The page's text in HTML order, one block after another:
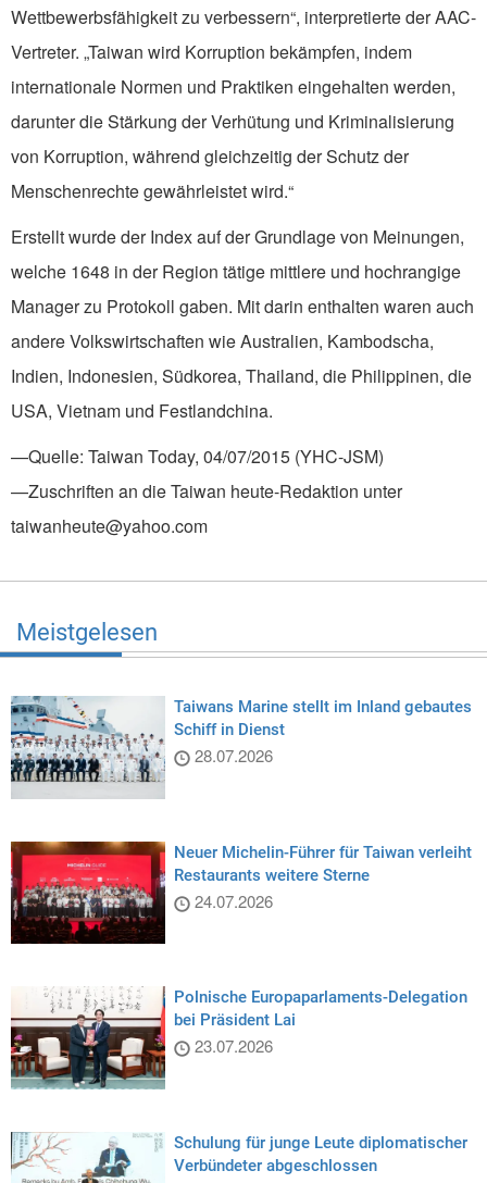
Wettbewerbsfähigkeit zu verbessern“, interpretierte der AAC-
Vertreter. „Taiwan wird Korruption bekämpfen, indem
internationale Normen und Praktiken eingehalten werden,
darunter die Stärkung der Verhütung und Kriminalisierung
von Korruption, während gleichzeitig der Schutz der
Menschenrechte gewährleistet wird.“
Erstellt wurde der Index auf der Grundlage von Meinungen,
welche 1648 in der Region tätige mittlere und hochrangige
Manager zu Protokoll gaben. Mit darin enthalten waren auch
andere Volkswirtschaften wie Australien, Kambodscha,
Indien, Indonesien, Südkorea, Thailand, die Philippinen, die
USA, Vietnam und Festlandchina.
—Quelle: Taiwan Today, 04/07/2015 (YHC-JSM)
—Zuschriften an die Taiwan heute-Redaktion unter
taiwanheute@yahoo.com
Meistgelesen
Taiwans Marine stellt im Inland gebautes
Schiff in Dienst
28.07.2026
Neuer Michelin-Führer für Taiwan verleiht
Restaurants weitere Sterne
24.07.2026
Polnische Europaparlaments-Delegation
bei Präsident Lai
23.07.2026
Schulung für junge Leute diplomatischer
Verbündeter abgeschlossen